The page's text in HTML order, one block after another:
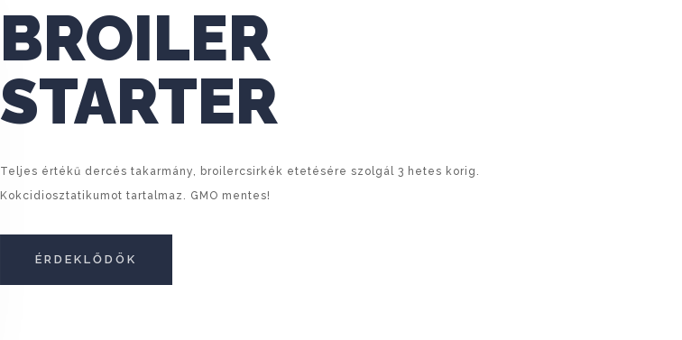
BROILER
STARTER
Teljes értékű dercés takarmány, broilercsirkék etetésére szolgál 3 hetes korig.
Kokcidiosztatikumot tartalmaz. GMO mentes!
ÉRDEKLŐDÖK